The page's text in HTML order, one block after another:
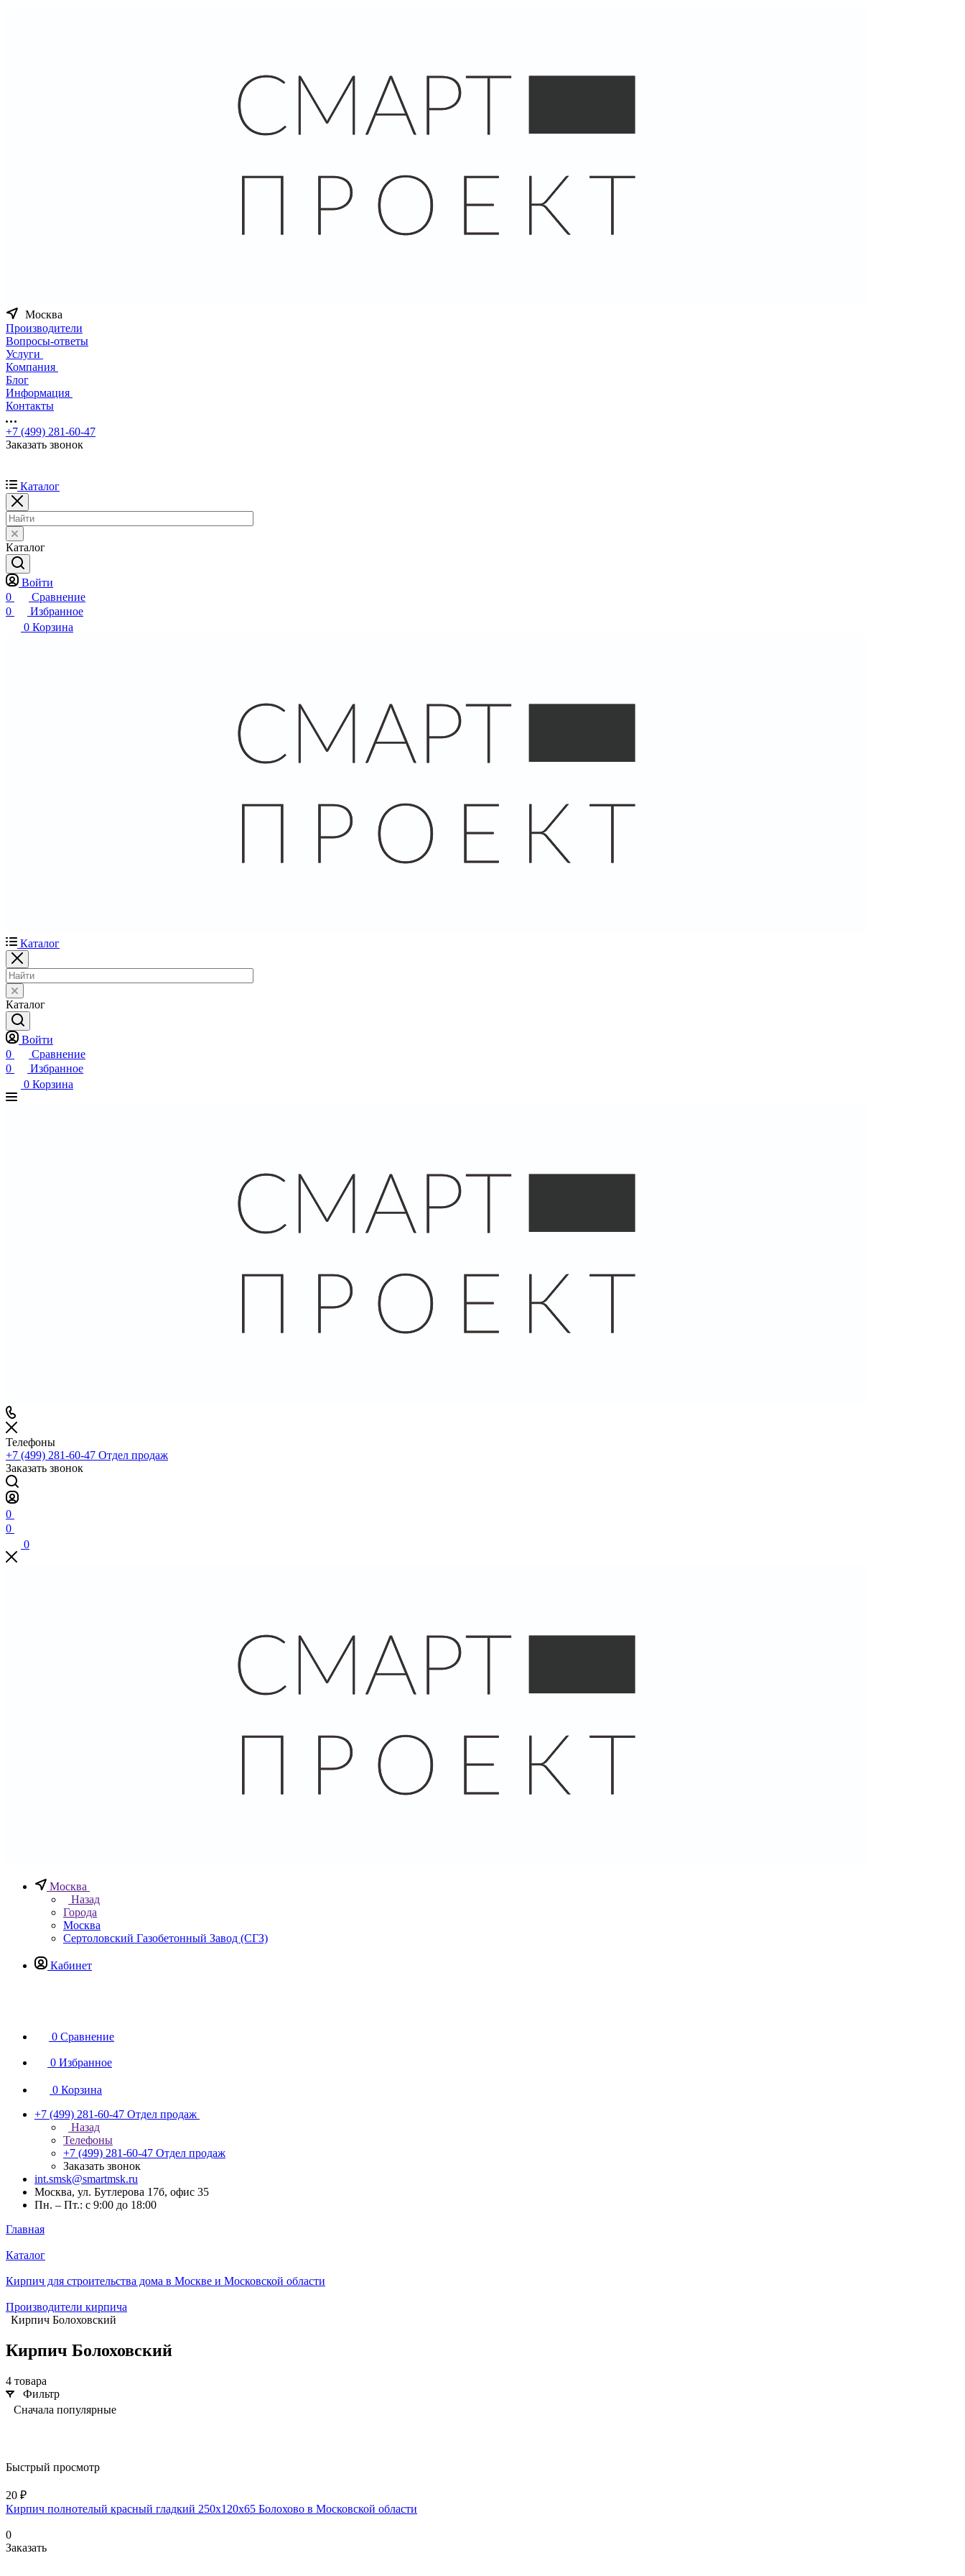
Москва
Производители
Вопросы-ответы
Услуги
Компания
Блог
Информация
Контакты
+7 (499) 281-60-47
Заказать звонок
Каталог
Каталог
Войти
0
Сравнение
0
Избранное
0 Корзина
Каталог
Каталог
Войти
0
Сравнение
0
Избранное
0 Корзина
Телефоны
+7 (499) 281-60-47 Отдел продаж
Заказать звонок
0
0
0
Москва
Назад
Города
Москва
Сертоловский Газобетонный Завод (СГЗ)
Кабинет
0 Сравнение
0 Избранное
0 Корзина
+7 (499) 281-60-47 Отдел продаж
Назад
Телефоны
+7 (499) 281-60-47 Отдел продаж
Заказать звонок
int.smsk@smartmsk.ru
Москва, ул. Бутлерова 17б, офис 35
Пн. – Пт.: с 9:00 до 18:00
Главная
Каталог
Кирпич для строительства дома в Москве и Московской области
Производители кирпича
Кирпич Болоховский
Кирпич Болоховский
4 товара
Фильтр
Сначала популярные
Быстрый просмотр
20 ₽
Кирпич полнотелый красный гладкий 250х120х65 Болохово в Московской области
0
Заказать